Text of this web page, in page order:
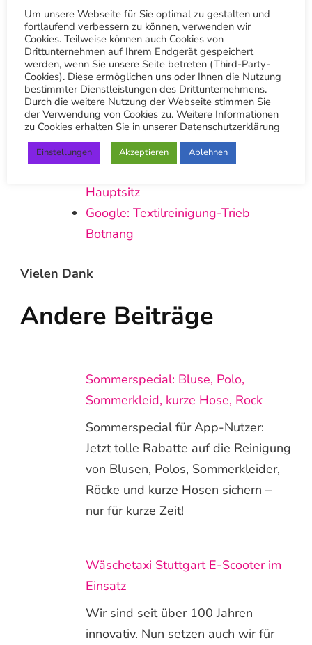
Social Media
Übrigens wir sind aufYoutube,Pinterest,
LinkedIn,X (Twitter),Facebook,Instagram– zu
finden. Wir würden uns sehr freuen wenn du
uns dort besuchen würdest.
Hauptsitz
Google: Textilreinigung-Trieb
Botnang
Vielen Dank
Andere Beiträge
Sommerspecial: Bluse, Polo,
Sommerkleid, kurze Hose, Rock
Sommerspecial für App-Nutzer:
Jetzt tolle Rabatte auf die Reinigung
von Blusen, Polos, Sommerkleider,
Röcke und kurze Hosen sichern –
nur für kurze Zeit!
Wäschetaxi Stuttgart E-Scooter im
Einsatz
Wir sind seit über 100 Jahren
innovativ. Nun setzen auch wir für
Um unsere Webseite für Sie optimal zu gestalten und
fortlaufend verbessern zu können, verwenden wir
Cookies. Teilweise können auch Cookies von
Drittunternehmen auf Ihrem Endgerät gespeichert
werden, wenn Sie unsere Seite betreten (Third-Party-
Cookies). Diese ermöglichen uns oder Ihnen die Nutzung
bestimmter Dienstleistungen des Drittunternehmens.
Durch die weitere Nutzung der Webseite stimmen Sie
der Verwendung von Cookies zu. Weitere Informationen
zu Cookies erhalten Sie in unserer Datenschutzerklärung
Einstellungen Akzeptieren Ablehnen